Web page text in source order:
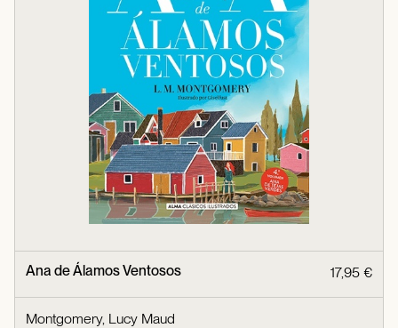
Ana de Álamos Ventosos 17,95 €
Montgomery, Lucy Maud